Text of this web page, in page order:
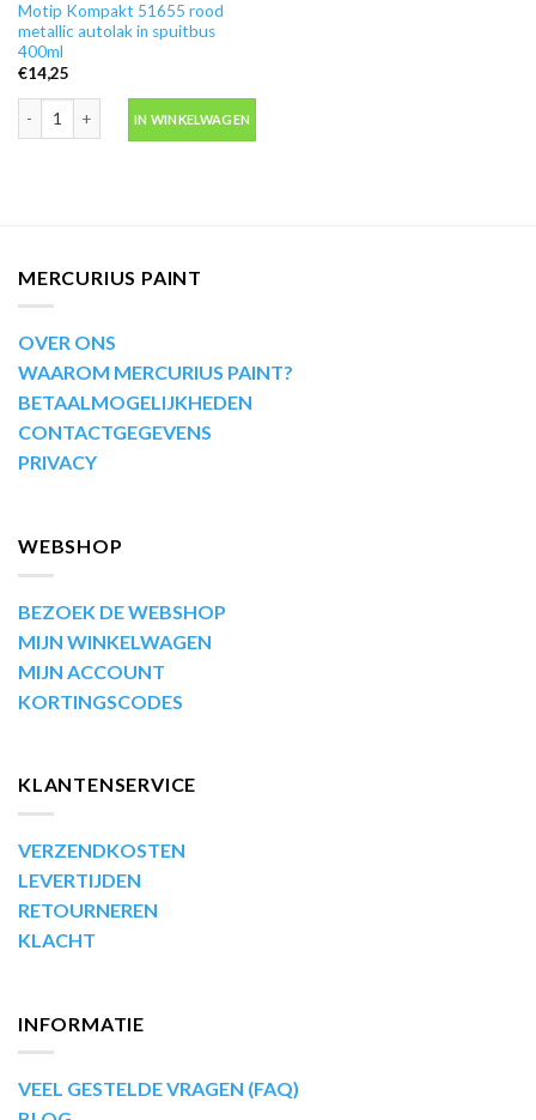
Motip Kompakt 51655 rood
metallic autolak in spuitbus
400ml
€14,25
Motip Kompakt 51655 rood metallic autolak in spuitbus 400ml aantal
IN WINKELWAGEN
MERCURIUS PAINT
OVER ONS
WAAROM MERCURIUS PAINT?
BETAALMOGELIJKHEDEN
CONTACTGEGEVENS
PRIVACY
WEBSHOP
BEZOEK DE WEBSHOP
MIJN WINKELWAGEN
MIJN ACCOUNT
KORTINGSCODES
KLANTENSERVICE
VERZENDKOSTEN
LEVERTIJDEN
RETOURNEREN
KLACHT
INFORMATIE
VEEL GESTELDE VRAGEN (FAQ)